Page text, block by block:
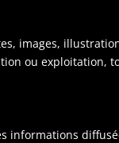
images,
ou exploitation,
informations